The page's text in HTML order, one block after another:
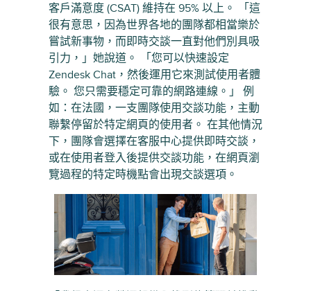
客戶滿意度 (CSAT) 維持在 95% 以上。 「這
很有意思，因為世界各地的團隊都相當樂於
嘗試新事物，而即時交談一直對他們別具吸
引力，」她說道。 「您可以快速設定
Zendesk Chat，然後運用它來測試使用者體
驗。 您只需要穩定可靠的網路連線。」 例
如：在法國，一支團隊使用交談功能，主動
聯繫停留於特定網頁的使用者。 在其他情況
下，團隊會選擇在客服中心提供即時交談，
或在使用者登入後提供交談功能，在網頁瀏
覽過程的特定時機點會出現交談選項。